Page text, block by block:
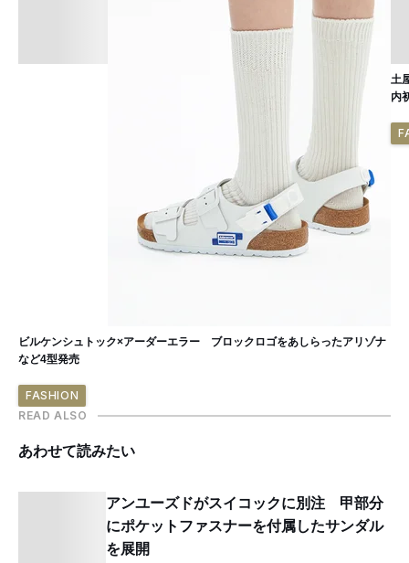
ビルケンシュトック×アーダーエラー ブロックロゴをあしらったアリゾナ
など4型発売
FASHION
土
内
READ ALSO
あわせて読みたい
アンユーズドがスイコックに別注 甲部分
にポケットファスナーを付属したサンダル
を展開